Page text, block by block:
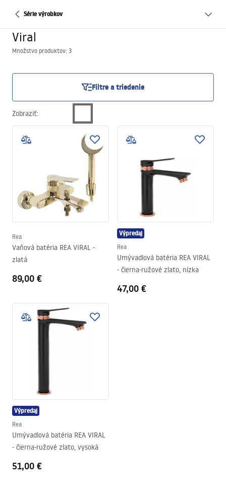
Série výrobkov
Viral
Množstvo produktov: 3
Filtre a triedenie
Zobraziť:
Rea
Vaňová batéria REA VIRAL -
zlatá
89,00 €
Výpredaj
Rea
Umývadlová batéria REA VIRAL
- čierna-ružové zlato, nízka
47,00 €
Výpredaj
Rea
Umývadlová batéria REA VIRAL
- čierna-ružové zlato, vysoká
51,00 €